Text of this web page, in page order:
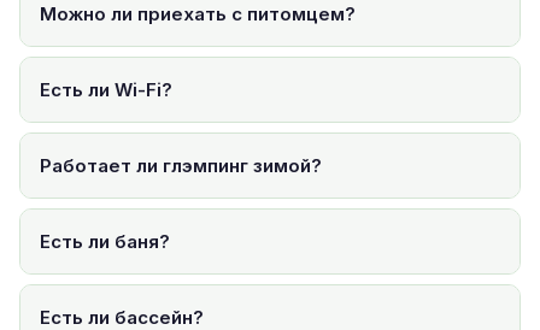
Можно ли приехать с питомцем?
Есть ли Wi-Fi?
Работает ли глэмпинг зимой?
Есть ли баня?
Есть ли бассейн?